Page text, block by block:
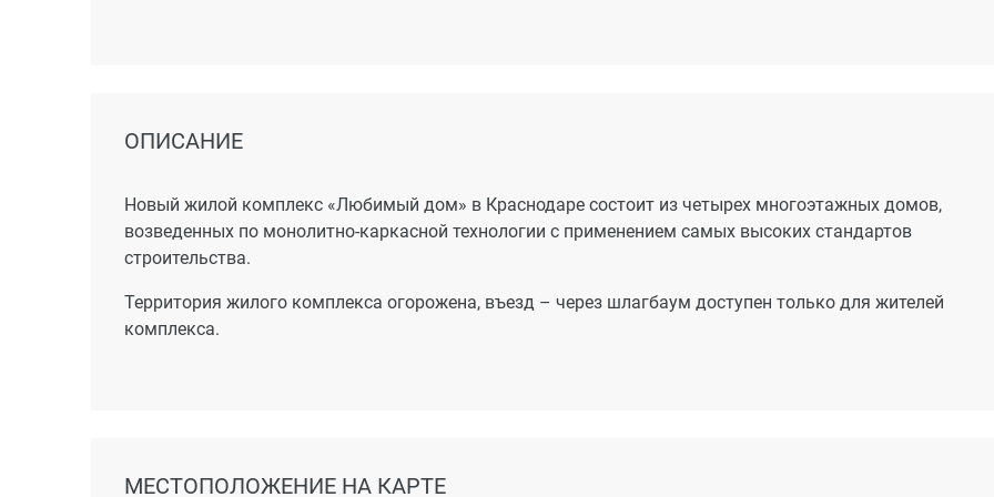
ОПИСАНИЕ
Новый жилой комплекс «Любимый дом» в Краснодаре состоит из четырех многоэтажных домов,
возведенных по монолитно-каркасной технологии с применением самых высоких стандартов
строительства.
Территория жилого комплекса огорожена, въезд – через шлагбаум доступен только для жителей
комплекса.
МЕСТОПОЛОЖЕНИЕ НА КАРТЕ